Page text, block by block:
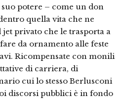
potere – come un don
quella vita che ne
privato che le trasporta a
da ornamento alle feste
Ricompensate con monili
di carriera, di
cui lo stesso Berlusconi
discorsi pubblici è in fondo